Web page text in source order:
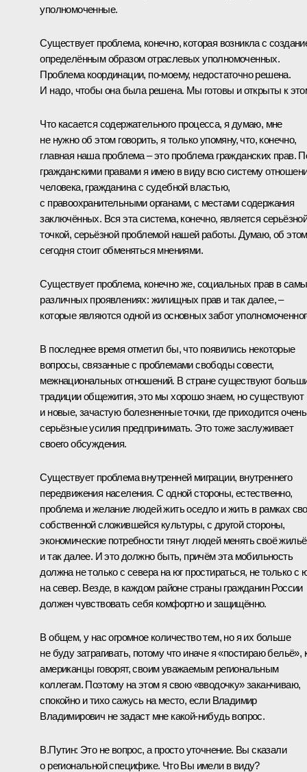
уполномоченные.
Существует проблема, конечно, которая возникла с
определённым образом отраслевых уполномоченных.
Проблема координации, по‑моему, недостаточно решена.
И надо, чтобы она была решена. Мы готовы и открыты к
Что касается содержательного процесса, я думаю, мне
не нужно об этом говорить, я только упомяну, что, конечно,
главная наша проблема – это проблема гражданских прав.
гражданскими правами я имею в виду всю систему
человека, гражданина с судебной властью,
с правоохранительными органами, с местами содержания
заключённых. Вся эта система, конечно, является
точкой, серьёзной проблемой нашей работы. Думаю, об этом
сегодня стоит обменяться мнениями.
Существует проблема, конечно же, социальных прав в
различных проявлениях: жилищных прав и так далее, –
которые являются одной из основных забот
В последнее время отметил бы, что появились некоторые
вопросы, связанные с проблемами свободы совести,
межнациональных отношений. В стране существуют
традиции общежития, это мы хорошо знаем, но существуют
и новые, зачастую болезненные точки, где приходится очень
серьёзные усилия предпринимать. Это тоже заслуживает
своего обсуждения.
Существует проблема внутренней миграции, внутреннего
передвижения населения. С одной стороны, естественно,
проблема и желание людей жить оседло и жить в рамках
собственной сложившейся культуры, с другой стороны,
экономические потребности тянут людей менять своё жильё
и так далее. И это должно быть, причём эта мобильность
должна не только с севера на юг простираться, не только с
на север. Везде, в каждом районе страны гражданин России
должен чувствовать себя комфортно и защищённо.
В общем, у нас огромное количество тем, но я их больше
не буду затрагивать, потому что иначе я «постираю бельё»,
американцы говорят, своим уважаемым региональным
коллегам. Поэтому на этом я свою «вводочку» заканчиваю,
спокойно и тихо сажусь на место, если Владимир
Владимирович не задаст мне какой‑нибудь вопрос.
В.Путин: Это не вопрос, а просто уточнение. Вы сказали
о региональной специфике. Что Вы имели в виду?